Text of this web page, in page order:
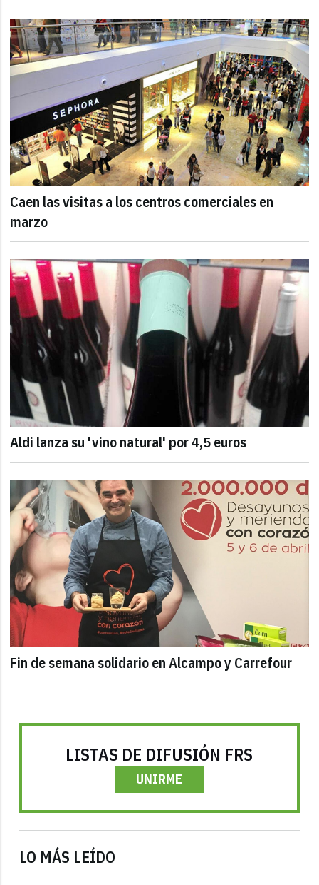
Caen las visitas a los centros comerciales en
marzo
Aldi lanza su 'vino natural' por 4,5 euros
Fin de semana solidario en Alcampo y Carrefour
LISTAS DE DIFUSIÓN FRS
UNIRME
LO MÁS LEÍDO